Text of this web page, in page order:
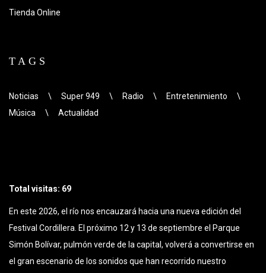
Tienda Online
TAGS
Noticias \ Super 949 \ Radio \ Entretenimiento
\
Música
\ Actualidad
Total visitas: 69
En este 2026, el río nos encauzará hacia una nueva edición del
Festival Cordillera. El próximo 12 y 13 de septiembre el Parque
Simón Bolívar, pulmón verde de la capital, volverá a convertirse en
el gran escenario de los sonidos que han recorrido nuestro